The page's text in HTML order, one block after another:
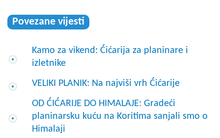
Povezane vijesti
Kamo za vikend: Ćićarija za planinare i
izletnike
VELIKI PLANIK: Na najviši vrh Ćićarije
OD ĆIĆARIJE DO HIMALAJE: Gradeći
planinarsku kuću na Koritima sanjali smo o
Himalaji